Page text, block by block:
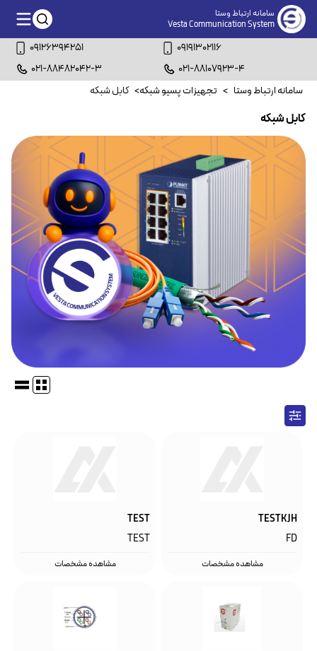
سامانه ارتباط وستا
Vesta Communication System
09126394251
09191302116
021-88482042-3
021-88107923-4
سامانه ارتباط وستا > تجهیزات پسیو شبکه> کابل شبکه
کابل شبکه
TESTKJH
FD
مشاهده مشخصات
TEST
TEST
مشاهده مشخصات